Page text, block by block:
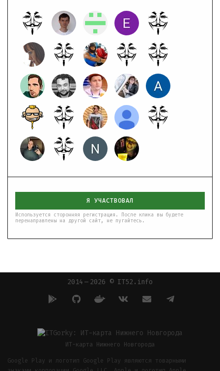
Я УЧАСТВОВАЛ
Используется сторонняя регистрация. После клика вы будете
перенаправлены на другой сайт, не пугайтесь.
2014 — 2026 © IT52.info
ИТ-карта Нижнего Новгорода
Google Play и логотип Google Play являются товарными